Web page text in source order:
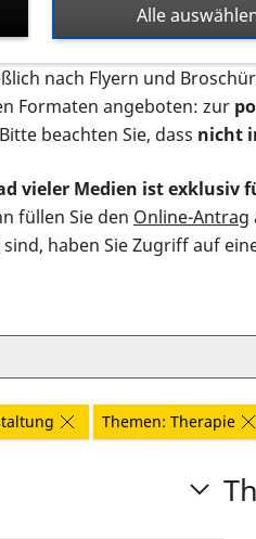
finden Sie sämtliches
nach Flyern und
Formaten angeboten: zur
Bitte beachten Sie, dass nicht
vieler Medien ist exklusiv
füllen Sie den Online-Antrag
sind, haben Sie Zugriff auf
Themen: Therapie
Alle